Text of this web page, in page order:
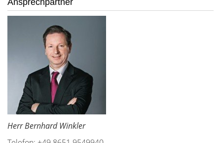
Ansprechpartner
Herr Bernhard Winkler